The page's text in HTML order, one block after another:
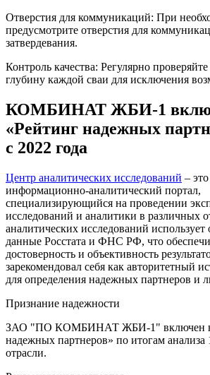
Отверстия для коммуникаций: При
предусмотрите отверстия для
затвердевания.
Контроль качества: Регулярно
глубину каждой сваи для исключения
КОМБИНАТ ЖБИ-1
«Рейтинг надежных
с 2022 года
Центр аналитических исследований –
информационно-аналитический портал,
специализирующийся на проведении
исследований и аналитики в различных
аналитических исследований
данные Росстата и ФНС РФ, что
достоверность и объективность
зарекомендовал себя как авторитетный
для определения надежных партнеров и
Признание надежности
ЗАО "ПО КОМБИНАТ ЖБИ-1" включен в
надежных партнеров» по итогам анализа
отрасли.